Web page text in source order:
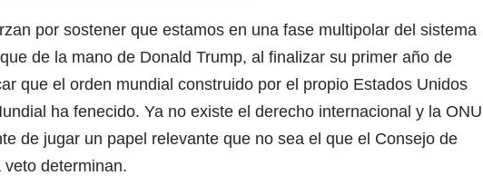
por sostener que estamos en una fase multipolar del sistema
de la mano de Donald Trump, al finalizar su primer año de
que el orden mundial construido por el propio Estados Unidos
ha fenecido. Ya no existe el derecho internacional y la ONU
de jugar un papel relevante que no sea el que el Consejo de
determinan.